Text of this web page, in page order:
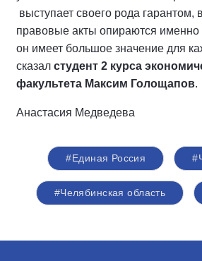
выступает своего рода гарантом,
правовые акты опираются именно
он имеет большое значение для
сказал студент 2 курса
факультета Максим Голощапов.
Анастасия Медведева
#Единая Россия
#Челябинская область